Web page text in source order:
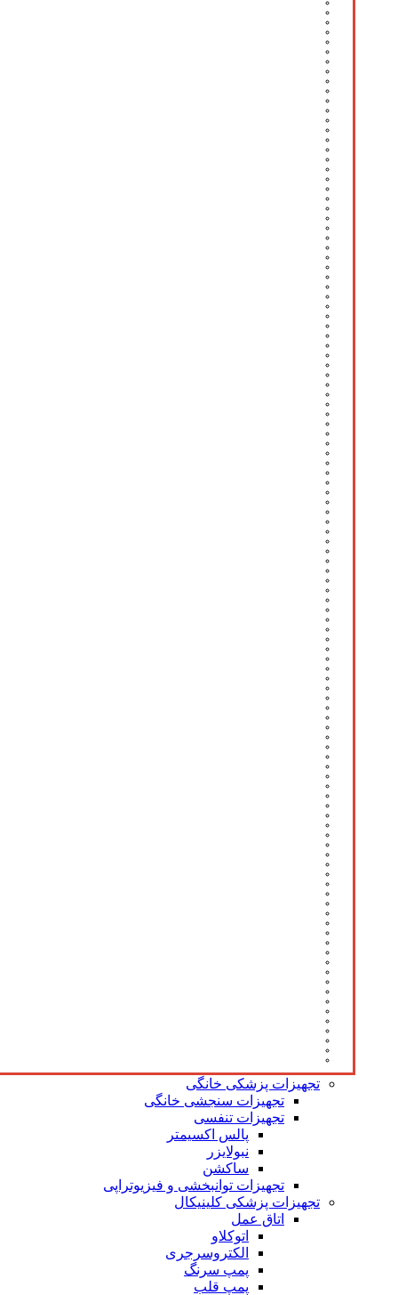
تجهیزات پزشکی خانگی
تجهیزات سنجشی خانگی
تجهیزات تنفسی
پالس اکسیمتر
نبولایزر
ساکشن
تجهیزات توانبخشی و فیزیوتراپی
تجهیزات پزشکی کلینیکال
اتاق عمل
اتوکلاو
الکتروسرجری
پمپ سرنگ
پمپ قلب